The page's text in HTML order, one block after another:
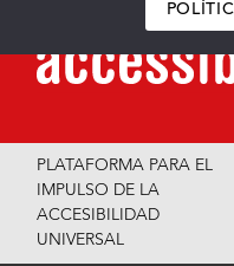
PLATAFORMA PARA EL
IMPULSO DE LA
ACCESIBILIDAD
UNIVERSAL